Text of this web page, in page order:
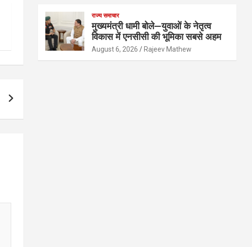
राज्य समाचार
मुख्यमंत्री धामी बोले—युवाओं के नेतृत्व
विकास में एनसीसी की भूमिका सबसे अहम
August 6, 2026 Rajeev Mathew